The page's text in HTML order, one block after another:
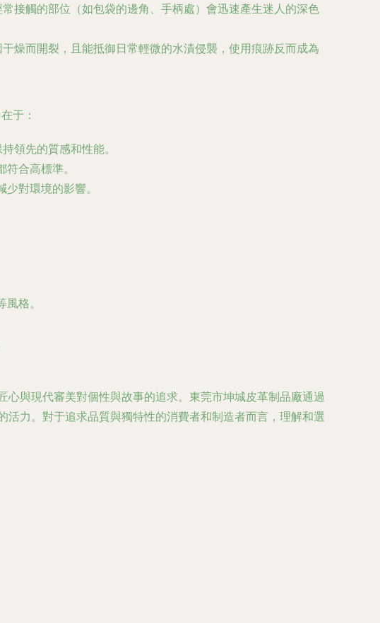
接觸的部位（如包袋的邊角、手柄處）會迅速產生迷人的深色
燥而開裂，且能抵御日常輕微的水漬侵襲，使用痕跡反而成為
于：
領先的質感和性能。
合高標準。
對環境的影響。
格。
與現代審美對個性與故事的追求。東莞市坤城皮革制品廠通過
力。對于追求品質與獨特性的消費者和制造者而言，理解和選